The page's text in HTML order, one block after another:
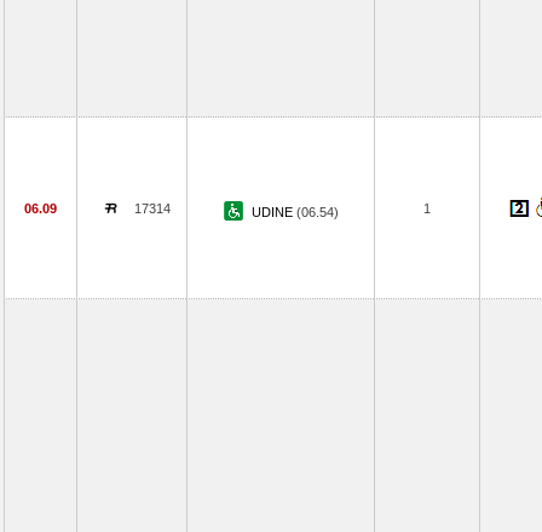
06.09 17314 UDINE (06.54) 1